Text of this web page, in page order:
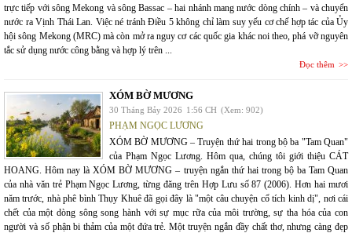
trực tiếp với sông Mekong và sông Bassac – hai nhánh mang nước dòng chính – và chuyển
nước ra Vịnh Thái Lan. Việc né tránh Điều 5 không chỉ làm suy yếu cơ chế hợp tác của Ủy
hội sông Mekong (MRC) mà còn mở ra nguy cơ các quốc gia khác noi theo, phá vỡ nguyên
tắc sử dụng nước công bằng và hợp lý trên ...
Đọc thêm
XÓM BỜ MƯƠNG
30 Tháng Bảy 2026 1:56 CH (Xem: 902)
PHẠM NGỌC LƯƠNG
XÓM BỜ MƯƠNG – Truyện thứ hai trong bộ ba "Tam Quan"
của Phạm Ngọc Lương. Hôm qua, chúng tôi giới thiệu CÁT
HOANG. Hôm nay là XÓM BỜ MƯƠNG – truyện ngắn thứ hai trong bộ ba Tam Quan
của nhà văn trẻ Phạm Ngọc Lương, từng đăng trên Hợp Lưu số 87 (2006). Hơn hai mươi
năm trước, nhà phê bình Thụy Khuê đã gọi đây là "một câu chuyện cổ tích kinh dị", nơi cái
chết của một dòng sông song hành với sự mục rữa của môi trường, sự tha hóa của con
người và số phận bi thảm của một đứa trẻ. Một truyện ngắn đầy chất thơ, nhưng càng đẹp